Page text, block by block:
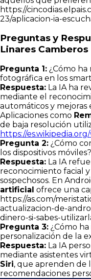
https://
23/aplicacion-ia-
Preguntas y
Linares Camberos
Pregunta 1: ¿Cómo ha
fotográfica en los
Respuesta: La IA ha
mediante el
automáticos y mejoras
Aplicaciones como
de baja resolución
https://
Pregunta 2: ¿Cómo
los dispositivos móviles?
Respuesta: La IA
reconocimiento facial
sospechosos. En
artificial ofrece una
https://as.com/
actualizacion-de-
dinero-si-sabes-
Pregunta 3: ¿Cómo
personalización de la
Respuesta: La IA
mediante asistentes
Siri, que aprenden de
recomendaciones